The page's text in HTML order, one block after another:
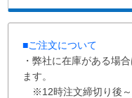
■ご注文について
・弊社に在庫がある場
ます。
※12時注文締切り後～